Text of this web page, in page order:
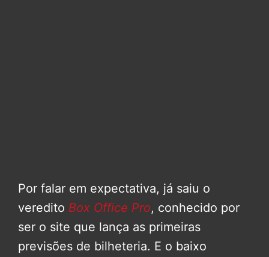
Por falar em expectativa, já saiu o
veredito Box Office Pro, conhecido por
ser o site que lança as primeiras
previsões de bilheteria. E o baixo